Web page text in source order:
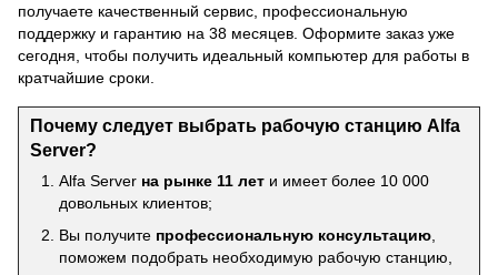
получаете качественный сервис, профессиональную
поддержку и гарантию на 38 месяцев. Оформите заказ уже
сегодня, чтобы получить идеальный компьютер для работы в
кратчайшие сроки.
Почему следует выбрать рабочую станцию Alfa
Server?
Alfa Server на рынке 11 лет и имеет более 10 000
довольных клиентов;
Вы получите профессиональную консультацию
поможем подобрать необходимую рабочую станцию,